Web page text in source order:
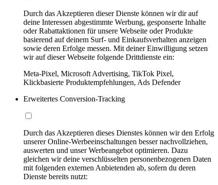
Durch das Akzeptieren dieser Dienste können wir dir auf
deine Interessen abgestimmte Werbung, gesponserte Inhalte
oder Rabattaktionen für unsere Webseite oder Produkte
basierend auf deinem Surf- und Einkaufsverhalten anzeigen
sowie deren Erfolge messen. Mit deiner Einwilligung setzen
wir auf dieser Webseite folgende Drittdienste ein:
Meta-Pixel, Microsoft Advertising, TikTok Pixel,
Klickbasierte Produktempfehlungen, Ads Defender
Erweitertes Conversion-Tracking
Durch das Akzeptieren dieses Dienstes können wir den Erfolg
unserer Online-Werbeeinschaltungen besser nachvollziehen,
auswerten und unser Werbeangebot optimieren. Dazu
gleichen wir deine verschlüsselten personenbezogenen Daten
mit folgenden externen Anbietenden ab, sofern du deren
Dienste bereits nutzt: